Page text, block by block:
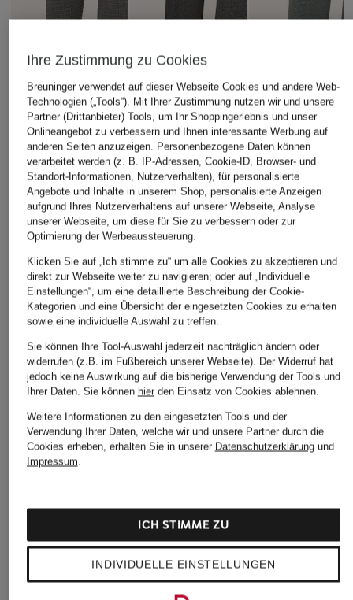
+Aktionsrabatt
TIGER OF SWEDEN
Pullover CONNOR
119,99 €
Bestpreis:101,99 €
Ursprünglich:199,99 €
+Aktionsrabatt
DRYKORN
Rollkragenpullover
89,99 €
Bestpreis:76,49 €
Ursprünglich:119,99 €
GRAN SASSO
Rollkragenpullover
229,99 €
Weitere Kategorien
Bikinis Damen
Boots für Damen
Lange Ballkleider
Lederjacken für Damen
Mäntel für Damen
Ihre Zustimmung zu Cookies
Breuninger verwendet auf dieser Webseite Cookies und andere Web-
Technologien („Tools“). Mit Ihrer Zustimmung nutzen wir und unsere
Partner (Drittanbieter) Tools, um Ihr Shoppingerlebnis und unser
Onlineangebot zu verbessern und Ihnen interessante Werbung auf
anderen Seiten anzuzeigen. Personenbezogene Daten können
verarbeitet werden (z. B. IP-Adressen, Cookie-ID, Browser- und
Standort-Informationen, Nutzerverhalten), für personalisierte
Angebote und Inhalte in unserem Shop, personalisierte Anzeigen
aufgrund Ihres Nutzerverhaltens auf unserer Webseite, Analyse
unserer Webseite, um diese für Sie zu verbessern oder zur
Optimierung der Werbeaussteuerung.
Klicken Sie auf „Ich stimme zu“ um alle Cookies zu akzeptieren und
direkt zur Webseite weiter zu navigieren; oder auf „Individuelle
Einstellungen“, um eine detaillierte Beschreibung der Cookie-
Kategorien und eine Übersicht der eingesetzten Cookies zu erhalten
sowie eine individuelle Auswahl zu treffen.
Sie können Ihre Tool-Auswahl jederzeit nachträglich ändern oder
widerrufen (z.B. im Fußbereich unserer Webseite). Der Widerruf hat
jedoch keine Auswirkung auf die bisherige Verwendung der Tools und
Ihrer Daten. Sie können hierden Einsatz von Cookies ablehnen.
Weitere Informationen zu den eingesetzten Tools und der
Verwendung Ihrer Daten, welche wir und unsere Partner durch die
Cookies erheben, erhalten Sie in unserer Datenschutzerklärungund
Impressum.
INDIVIDUELLE EINSTELLUNGEN
ICH STIMME ZU